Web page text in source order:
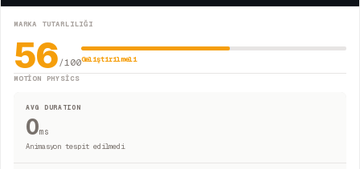
MARKA TUTARLILIĞI
56/100Geliştirilmeli
MOTION PHYSICS
AVG DURATION
0ms
Animasyon tespit edilmedi